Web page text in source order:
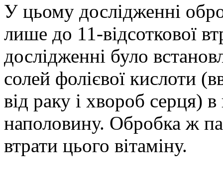
У цьому дослідженні
лише до 11-відсоткової
дослідженні було
солей фолієвої кислоти
від раку і хвороб серця)
наполовину. Обробка ж
втрати цього вітаміну.